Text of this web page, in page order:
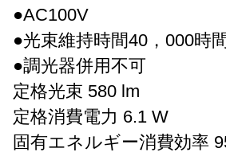
●AC100V
●光束維持時間40，000時間
●調光器併用不可
定格光束 580 lm
定格消費電力 6.1 W
固有エネルギー消費効率